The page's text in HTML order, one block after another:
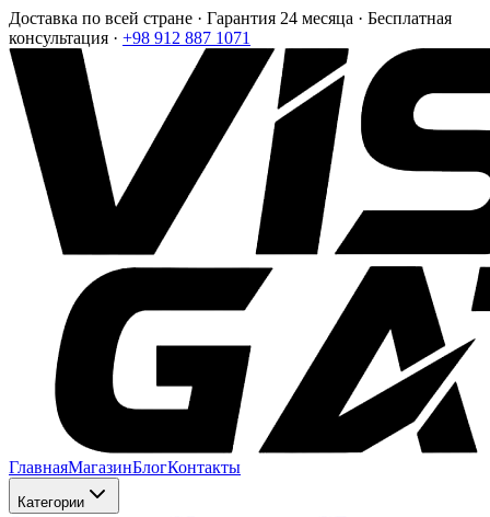
Доставка по всей стране · Гарантия 24 месяца · Бесплатная
консультация · +98 912 887 1071
ГлавнаяМагазинБлогКонтакты
Категории